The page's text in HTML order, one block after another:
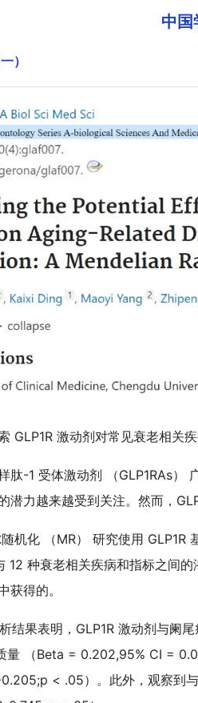
中国
）
GLP1R 激动剂对常见衰老相关
肽-1 受体激动剂 （GLP1RAs）
潜力越来越受到关注。然而，
机化 （MR） 研究使用 GLP1R
12 种衰老相关疾病和指标之间
获得的。
结果表明，GLP1R 激动剂与
量 （Beta = 0.202,95% CI =
< .05）。此外，观察到